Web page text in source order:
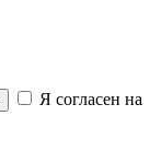
Я согласен на